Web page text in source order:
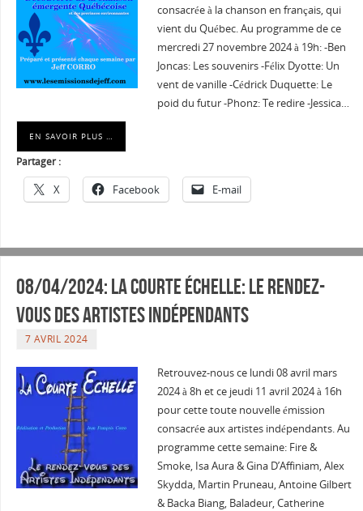
consacrée à la chanson en français, qui
vient du Québec. Au programme de ce
mercredi 27 novembre 2024 à 19h: -Ben
Joncas: Les souvenirs -Félix Dyotte: Un
vent de vanille -Cédrick Duquette: Le
poid du futur -Phonz: Te redire -Jessica…
EN SAVOIR PLUS …
Partager :
X Facebook E-mail
08/04/2024: La courte échelle: Le rendez-
vous des artistes indépendants
7 AVRIL 2024
Retrouvez-nous ce lundi 08 avril mars
2024 à 8h et ce jeudi 11 avril 2024 à 16h
pour cette toute nouvelle émission
consacrée aux artistes indépendants. Au
programme cette semaine: Fire &
Smoke, Isa Aura & Gina D’Affiniam, Alex
Skydda, Martin Pruneau, Antoine Gilbert
& Backa Biang, Baladeur, Catherine